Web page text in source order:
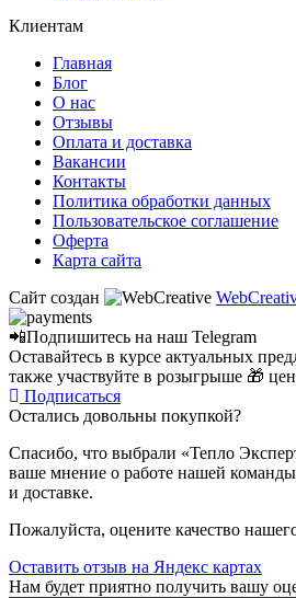
Клиентам
Главная
Блог
О нас
Отзывы
Оплата и доставка
Вакансии
Контакты
Политика обработки данных
Пользовательское соглашение
Оферта
Карта сайта
Сайт создан
📲Подпишитесь на наш Telegram
Оставайтесь в курсе актуальных
также участвуйте в розыгрыше 🎁
Подписаться
Остались довольны покупкой?
Спасибо, что выбрали «Тепло
ваше мнение о работе нашей
и доставке.
Пожалуйста, оцените качество
Оставить отзыв на Яндекс картах
Нам будет приятно получить вашу